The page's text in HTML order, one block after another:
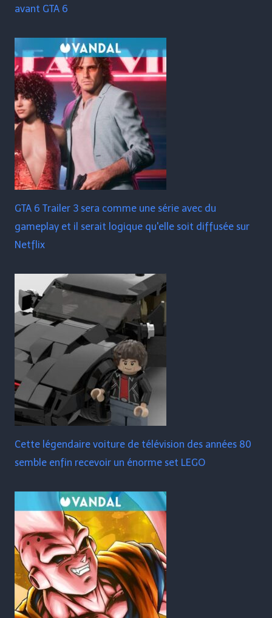
avant GTA 6
GTA 6 Trailer 3 sera comme une série avec du
gameplay et il serait logique qu'elle soit diffusée sur
Netflix
Cette légendaire voiture de télévision des années 80
semble enfin recevoir un énorme set LEGO